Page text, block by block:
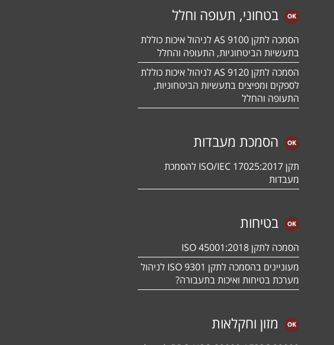
בטחוני, תעופה וחלל
הסמכה לתקן 9100 AS לניהול איכות כוללת
בתעשיות הביטחוניות, התעופה והחלל
הסמכה לתקן 9120 AS לניהול איכות כוללת
לספקים ומפיצים בתעשיות הביטחוניות,
התעופה והחלל
הסמכת מעבדות
תקן ISO/IEC 17025:2017 להסמכת
מעבדות
בטיחות
הסמכה לתקן ISO 45001:2018
מעוניינים בהסמכה לתקן ISO 9301 לניהול
מערכת בטיחות ואיכות בתעבורה?
מזון וחקלאות